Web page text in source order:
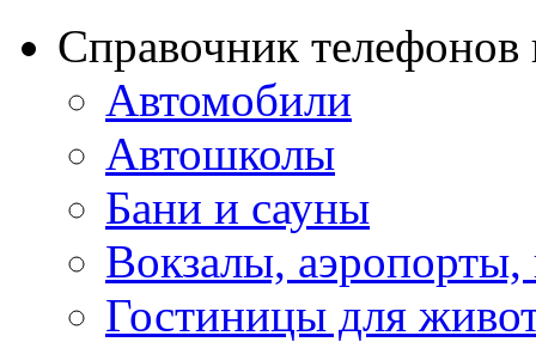
Справочник
Автомобили
Автошколы
Бани и сауны
Вокзалы,
Гостиницы для